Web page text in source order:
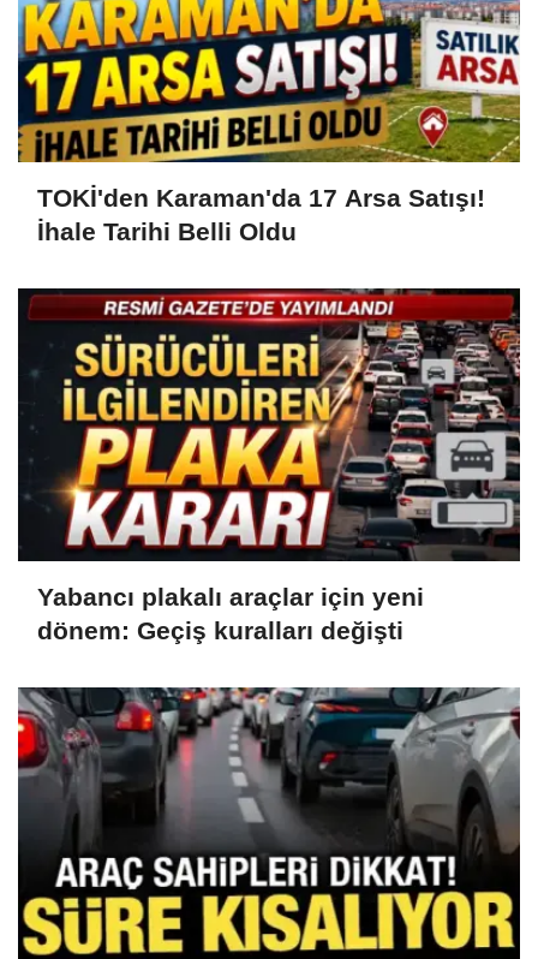
TOKİ'den Karaman'da 17 Arsa Satışı!
İhale Tarihi Belli Oldu
Yabancı plakalı araçlar için yeni
dönem: Geçiş kuralları değişti